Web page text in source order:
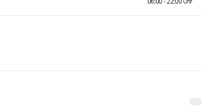
06:00 - 22:00 Uhr